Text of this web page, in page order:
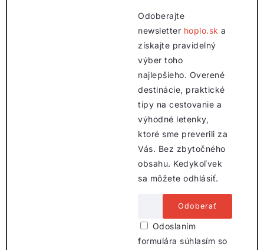
Odoberajte
newsletter hoplo.sk a
získajte pravidelný
výber toho
najlepšieho. Overené
destinácie, praktické
tipy na cestovanie a
výhodné letenky,
ktoré sme preverili za
Vás. Bez zbytočného
obsahu. Kedykoľvek
sa môžete odhlásiť.
Odoslaním
formulára súhlasím so